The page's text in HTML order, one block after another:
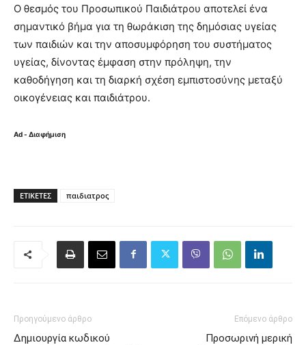
Ο θεσμός του Προσωπικού Παιδιάτρου αποτελεί ένα
σημαντικό βήμα για τη θωράκιση της δημόσιας υγείας
των παιδιών και την αποσυμφόρηση του συστήματος
υγείας, δίνοντας έμφαση στην πρόληψη, την
καθοδήγηση και τη διαρκή σχέση εμπιστοσύνης μεταξύ
οικογένειας και παιδιάτρου.
Ad - Διαφήμιση
ΕΤΙΚΈΤΕΣ παιδιατρος
Προηγούμενο άρθρο
Δημιουργία κωδικού
Επόμενο άρθρο
Προσωρινή μερική